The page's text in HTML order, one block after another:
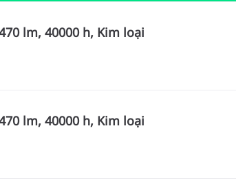
lm, 40000 h, Kim loại
lm, 40000 h, Kim loại